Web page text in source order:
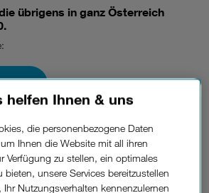
übrigens in ganz Österreich
im
Festnetz.
helfen Ihnen & uns
die personenbezogene Daten
Ihnen die Website mit all ihren
Verfügung zu stellen, ein optimales
bieten, unsere Services bereitzustellen
Ihr Nutzungsverhalten kennenzulernen